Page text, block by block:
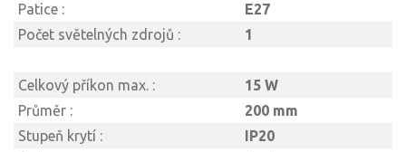
Patice :
E27
Počet světelných zdrojů :
1
Celkový příkon max. :
15 W
Průměr :
200 mm
Stupeň krytí :
IP20